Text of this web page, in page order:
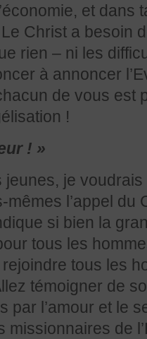
et dans
Christ a besoin
rien – ni les
à annoncer
de vous est
!
! »
jeunes, je
mêmes l’appel du
si bien la
tous les
tous les
témoigner de
par l’amour et le
missionnaires de